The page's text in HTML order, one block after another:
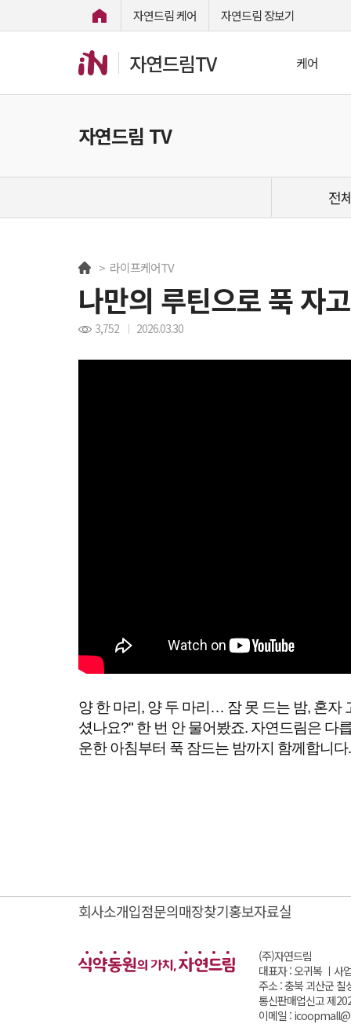
자연드림 케어 자연드림 장보기
자연드림TV 케어
자연드림 TV
전
> 라이프케어TV
나만의 루틴으로 푹 자
3,752 2026.03.30
양 한 마리, 양 두 마리… 잠 못 드는 밤, 혼자
셨나요?" 한 번 안 물어봤죠. 자연드림은 다
운한 아침부터 푹 잠드는 밤까지 함께합니다.
회사소개입점문의매장찾기홍보자료실
(주)자연드림
대표자 : 오귀복 ㅣ 사
주소 : 충북 괴산군 칠
통신판매업신고 제
이메일 :